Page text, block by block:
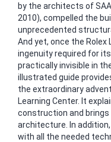
by the architects of
2010), compelled the
unprecedented
And yet, once the
ingenuity required for
practically invisible in
illustrated guide
the extraordinary
Learning Center. It
construction and
architecture. In
with all the needed